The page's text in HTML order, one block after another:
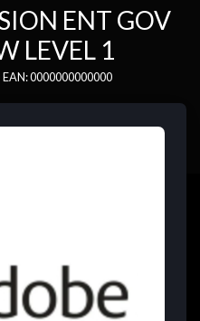
ENT GOV
LEVEL 1
0000000000000